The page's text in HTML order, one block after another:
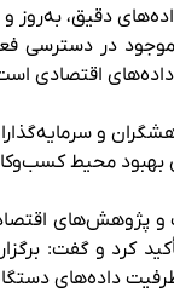
دقیق،
در دسترسی
اقتصادی
و
بهبود محیط
پژوهش‌های
کرد و گفت:
داده‌های